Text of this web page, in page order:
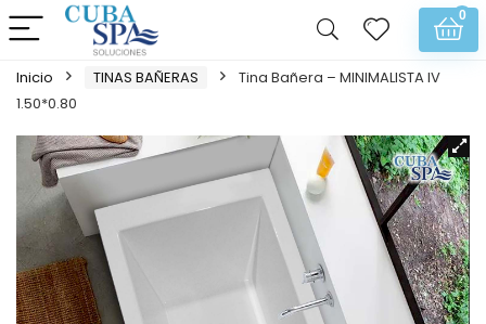
0
Inicio TINAS BAÑERAS
Tina Bañera – MINIMALISTA IV
1.50*0.80